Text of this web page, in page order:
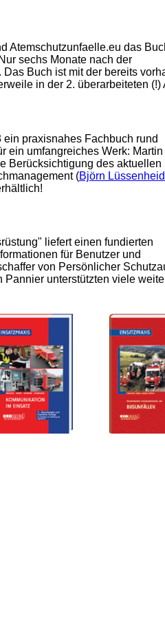
Atemschutzunfaelle.eu das
sechs Monate nach der
Buch ist mit der bereits
in der 2. überarbeiteten (!)
praxisnahes Fachbuch rund
ein umfangreiches Werk: Martin
Berücksichtigung des
(Björn
liefert einen fundierten
für Benutzer und
von Persönlicher
unterstützten viele